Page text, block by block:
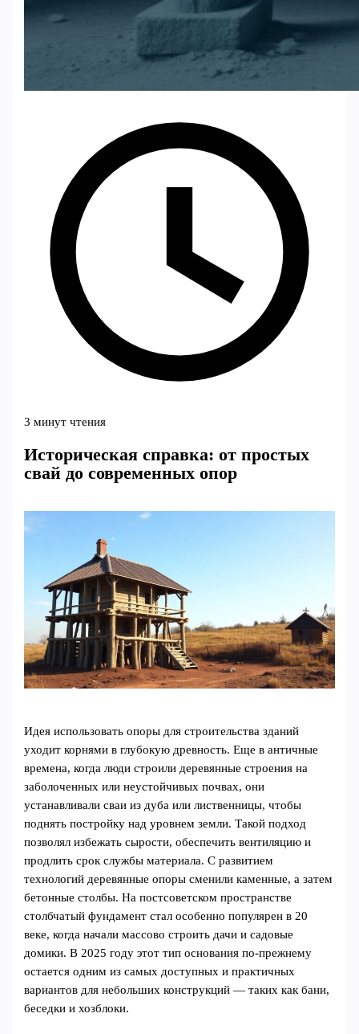
3 минут чтения
Историческая справка: от простых
свай до современных опор
Идея использовать опоры для строительства зданий
уходит корнями в глубокую древность. Еще в античные
времена, когда люди строили деревянные строения на
заболоченных или неустойчивых почвах, они
устанавливали сваи из дуба или лиственницы, чтобы
поднять постройку над уровнем земли. Такой подход
позволял избежать сырости, обеспечить вентиляцию и
продлить срок службы материала. С развитием
технологий деревянные опоры сменили каменные, а затем
бетонные столбы. На постсоветском пространстве
столбчатый фундамент стал особенно популярен в 20
веке, когда начали массово строить дачи и садовые
домики. В 2025 году этот тип основания по-прежнему
остается одним из самых доступных и практичных
вариантов для небольших конструкций — таких как бани,
беседки и хозблоки.